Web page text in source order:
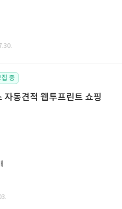
중
동견적 웹투프린트 쇼핑